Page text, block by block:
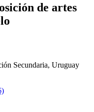
de artes
Secundaria, Uruguay